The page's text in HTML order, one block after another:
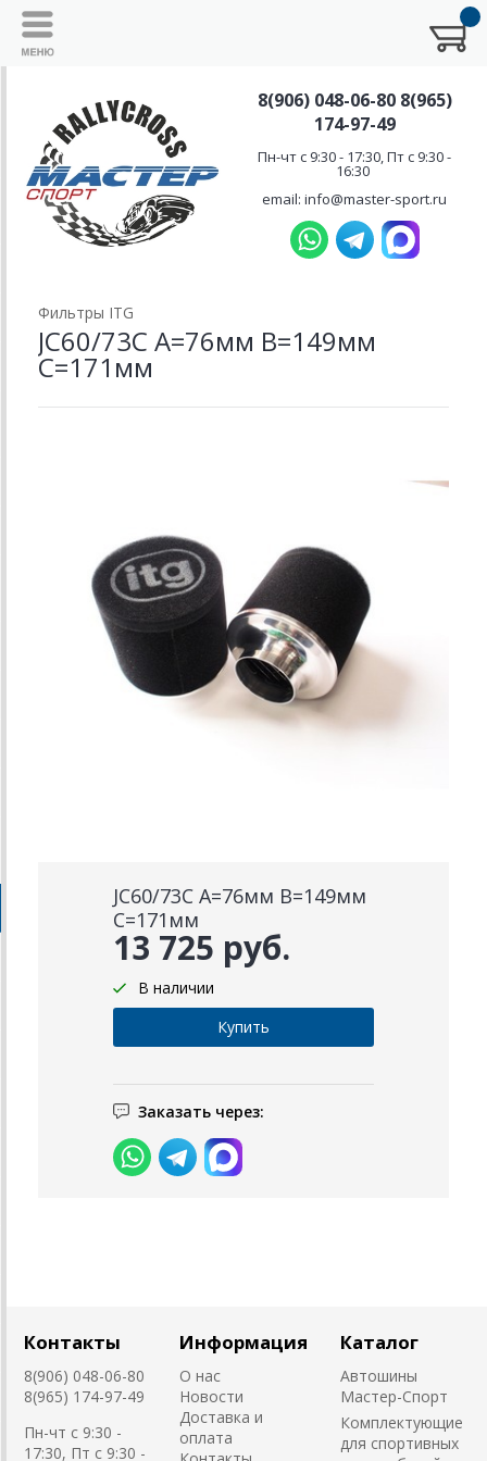
8(906) 048-06-80 8(965)
174-97-49
Пн-чт с 9:30 - 17:30, Пт с 9:30 -
16:30
email: info@master-sport.ru
Фильтры ITG
JC60/73C A=76мм B=149мм
С=171мм
JC60/73C A=76мм B=149мм
С=171мм
13 725 руб.
В наличии
Заказать через:
Контакты
8(906) 048-06-80
8(965) 174-97-49
Пн-чт с 9:30 -
17:30, Пт с 9:30 -
Информация
О нас
Новости
Доставка и
оплата
Каталог
Автошины
Мастер-Спорт
Комплектующие
для спортивных